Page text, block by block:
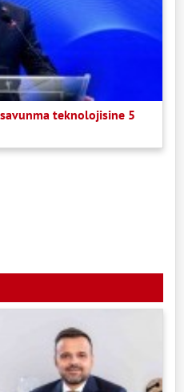
teknolojisine 5